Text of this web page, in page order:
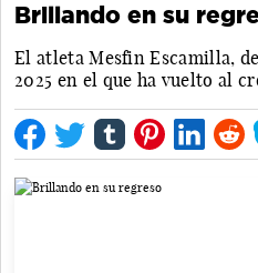
Brillando en su
El atleta Mesfin Escamilla,
2025 en el que ha vuelto al